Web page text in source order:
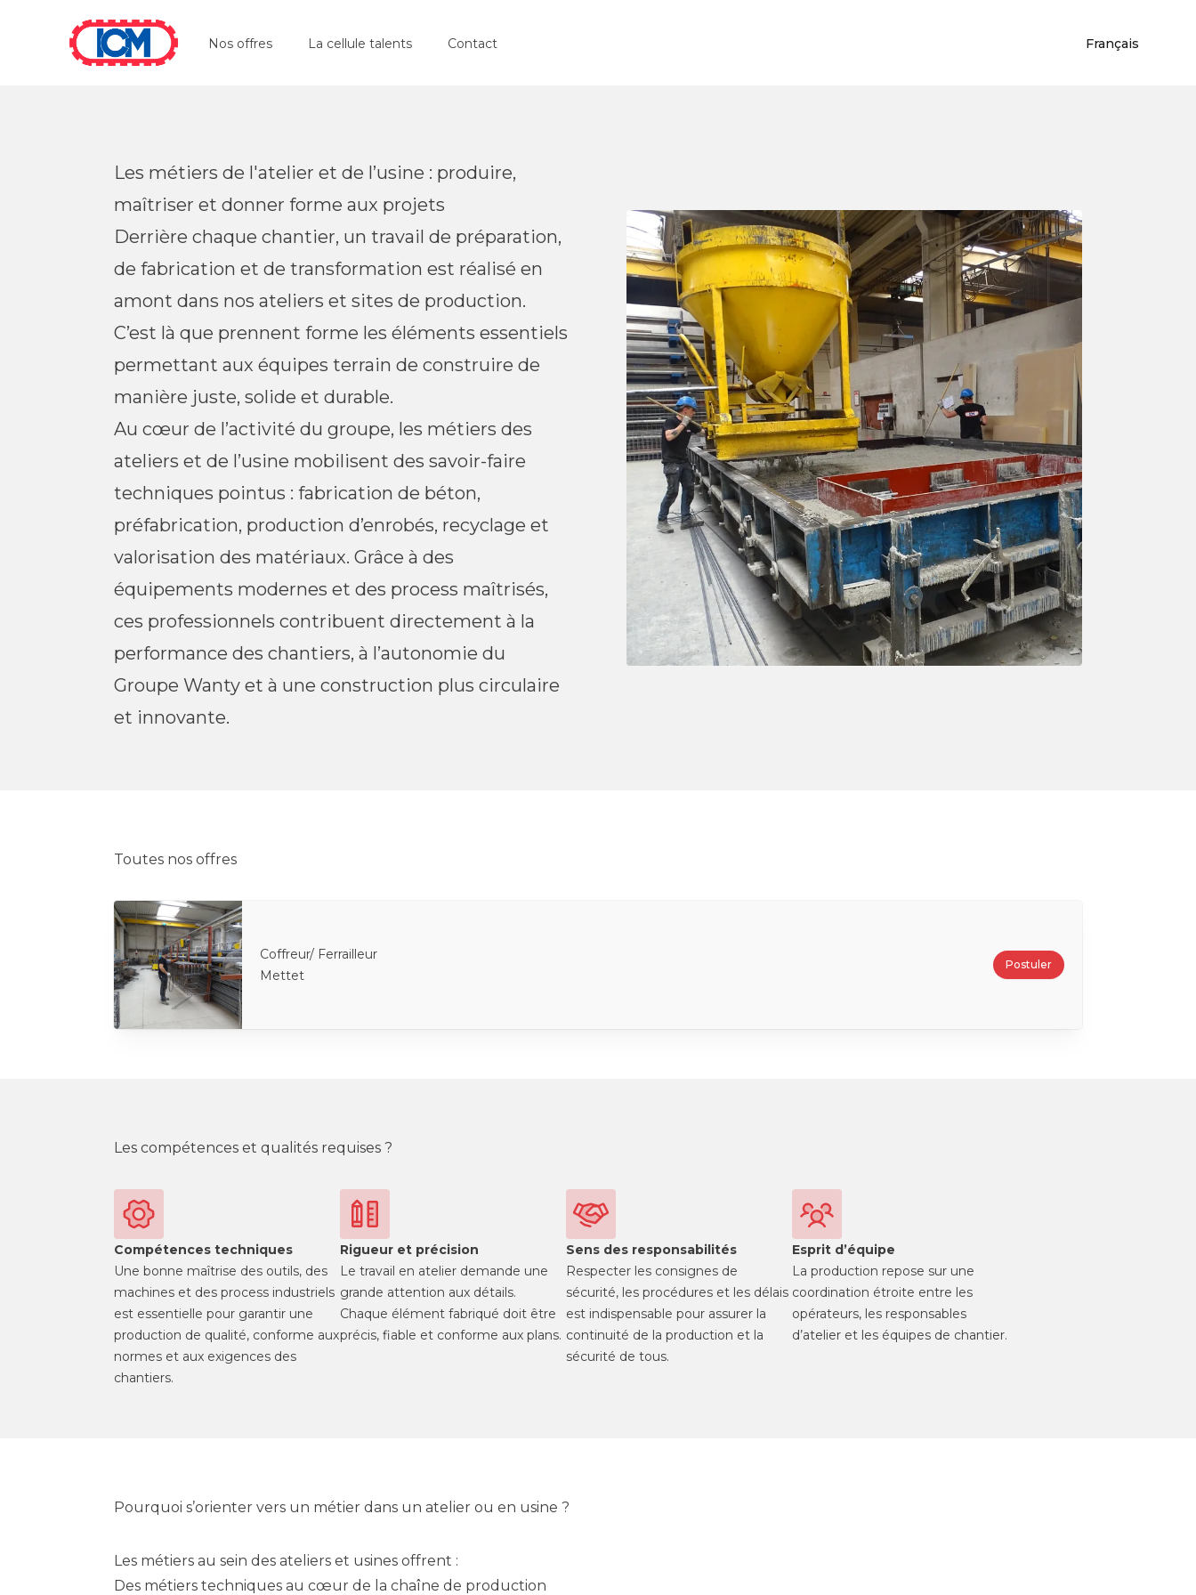
ICM
Nos offres La cellule talents Contact Français
Les métiers de l'atelier et de l’usine : produire,
maîtriser et donner forme aux projets
Derrière chaque chantier, un travail de préparation,
de fabrication et de transformation est réalisé en
amont dans nos ateliers et sites de production.
C’est là que prennent forme les éléments essentiels
permettant aux équipes terrain de construire de
manière juste, solide et durable.
Au cœur de l’activité du groupe, les métiers des
ateliers et de l’usine mobilisent des savoir-faire
techniques pointus : fabrication de béton,
préfabrication, production d’enrobés, recyclage et
valorisation des matériaux. Grâce à des
équipements modernes et des process maîtrisés,
ces professionnels contribuent directement à la
performance des chantiers, à l’autonomie du
Groupe Wanty et à une construction plus circulaire
et innovante.
Toutes nos offres
Coffreur/ Ferrailleur
Mettet
Postuler
Les compétences et qualités requises ?
Compétences techniques
Une bonne maîtrise des outils, des
machines et des process industriels
est essentielle pour garantir une
production de qualité, conforme aux
normes et aux exigences des
chantiers.
Rigueur et précision
Le travail en atelier demande une
grande attention aux détails.
Chaque élément fabriqué doit être
précis, fiable et conforme aux plans.
Sens des responsabilités
Respecter les consignes de
sécurité, les procédures et les délais
est indispensable pour assurer la
continuité de la production et la
sécurité de tous.
Esprit d’équipe
La production repose sur une
coordination étroite entre les
opérateurs, les responsables
d’atelier et les équipes de chantier.
Pourquoi s’orienter vers un métier dans un atelier ou en usine ?
Les métiers au sein des ateliers et usines offrent :
Des métiers techniques au cœur de la chaîne de production